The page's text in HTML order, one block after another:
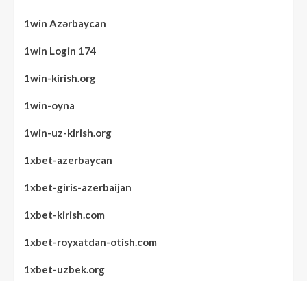
1win Azərbaycan
1win Login 174
1win-kirish.org
1win-oyna
1win-uz-kirish.org
1xbet-azerbaycan
1xbet-giris-azerbaijan
1xbet-kirish.com
1xbet-royxatdan-otish.com
1xbet-uzbek.org